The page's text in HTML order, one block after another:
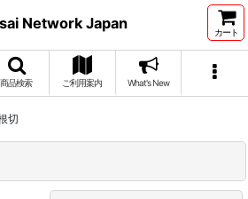
Network Japan
カート
商品検索 ご利用案内 What's New
切